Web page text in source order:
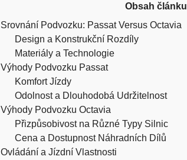
Obsah článku
Srovnání Podvozku: Passat Versus Octavia
Design a Konstrukční Rozdíly
Materiály a Technologie
Výhody Podvozku Passat
Komfort Jízdy
Odolnost a Dlouhodobá Udržitelnost
Výhody Podvozku Octavia
Přizpůsobivost na Různé Typy Silnic
Cena a Dostupnost Náhradních Dílů
Ovládání a Jízdní Vlastnosti